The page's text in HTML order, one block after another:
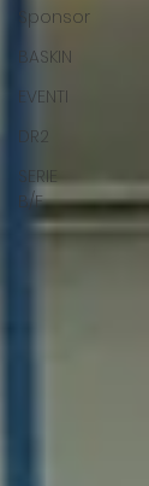
Sponsor
BASKIN
EVENTI
DR2
SERIE
B/F